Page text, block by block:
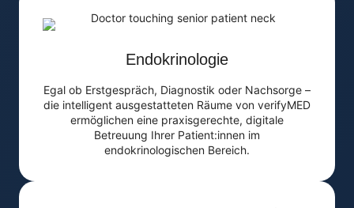
Endokrinologie
Egal ob Erstgespräch, Diagnostik oder Nachsorge –
die intelligent ausgestatteten Räume von verifyMED
ermöglichen eine praxisgerechte, digitale
Betreuung Ihrer Patient:innen im
endokrinologischen Bereich.